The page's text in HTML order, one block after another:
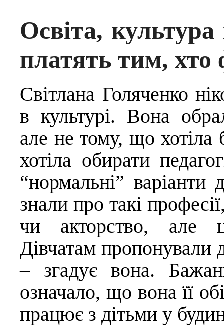
Освіта,
платять тим,
Світлана Голяченко
в культурі. Вона
але не тому, що
хотіла обирати
“нормальні” варіанти
знали про такі
чи акторство, але
Дівчатам пропонували
– згадує вона.
означало, що вона її
працює з дітьми у